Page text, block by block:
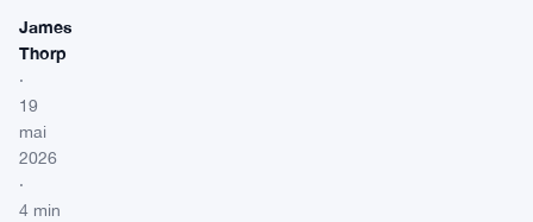
James
Thorp
·
19
mai
2026
·
4 min